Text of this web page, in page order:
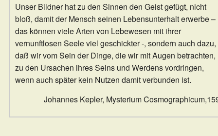
Unser Bildner hat zu den Sinnen den Geist gefügt, nicht
bloß, damit der Mensch seinen Lebensunterhalt erwerbe –
das können viele Arten von Lebewesen mit ihrer
vernunftlosen Seele viel geschickter -, sondern auch dazu,
daß wir vom Sein der Dinge, die wir mit Augen betrachten,
zu den Ursachen ihres Seins und Werdens vordringen,
wenn auch später kein Nutzen damit verbunden ist.
Johannes Kepler, Mysterium